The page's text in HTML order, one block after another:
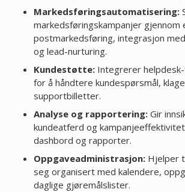
Markedsføringsautomatisering:
markedsføringskampanjer gjennom
postmarkedsføring, integrasjon
og lead-nurturing.
Kundestøtte:Integrerer
for å håndtere kundespørsmål,
supportbilletter.
Analyse og rapportering:Gir
kundeatferd og
dashbord og rapporter.
Oppgaveadministrasjon:Hjelper
seg organisert med kalendere,
daglige gjøremålslister.